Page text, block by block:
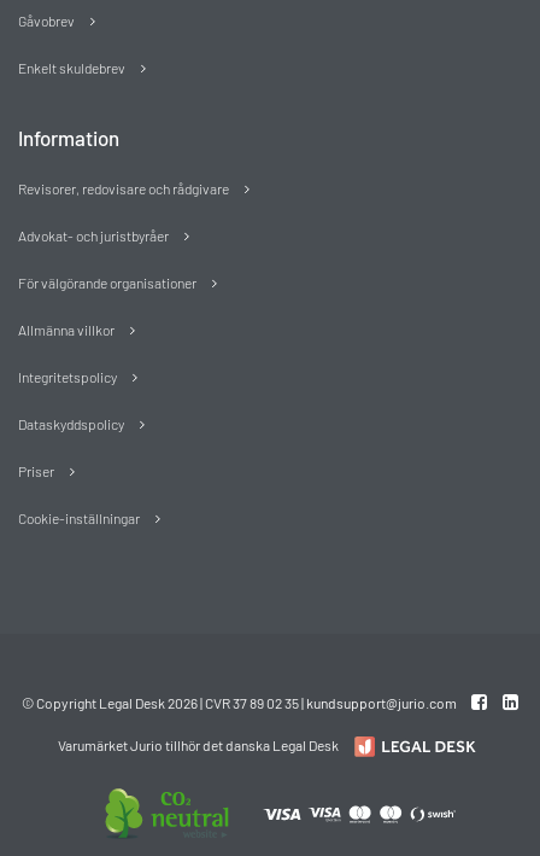
Gåvobrev
Enkelt skuldebrev
Information
Revisorer, redovisare och rådgivare
Advokat- och juristbyråer
För välgörande organisationer
Allmänna villkor
Integritetspolicy
Dataskyddspolicy
Priser
Cookie-inställningar
© Copyright Legal Desk 2026 | CVR 37 89 02 35 | kundsupport@jurio.com
Varumärket Jurio tillhör det danska Legal Desk